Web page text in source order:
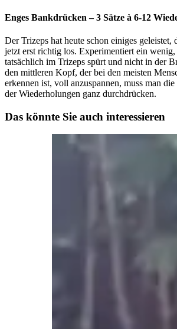
Enges Bankdrücken – 3 Sätze à 6-12
Der Trizeps hat heute schon einiges geleistet,
jetzt erst richtig los. Experimentiert ein
tatsächlich im Trizeps spürt und nicht in der
den mittleren Kopf, der bei den meisten
erkennen ist, voll anzuspannen, muss man
der Wiederholungen ganz durchdrücken.
Das könnte Sie auch interessieren